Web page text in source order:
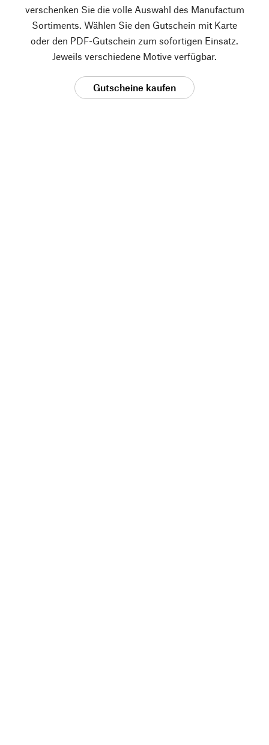
verschenken Sie die volle Auswahl des Manufactum
Sortiments. Wählen Sie den Gutschein mit Karte
oder den PDF-Gutschein zum sofortigen Einsatz.
Jeweils verschiedene Motive verfügbar.
Gutscheine kaufen